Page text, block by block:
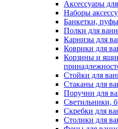
Аксессуары
Наборы
Банкетки,
Полки для
Карнизы для
Коврики для
Корзины и
Стойки для
Стаканы для
Поручни для
Светильники,
Скребки для
Столики для